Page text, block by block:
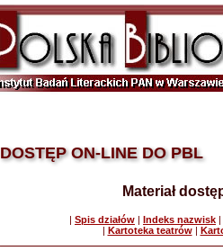
DOSTĘP ON-LINE DO PBL
Materiał
| Spis działów | Indeks nazwisk |
| Kartoteka teatrów|